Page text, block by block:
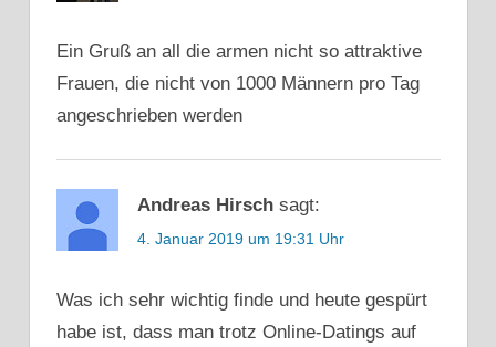
Ein Gruß an all die armen nicht so attraktive
Frauen, die nicht von 1000 Männern pro Tag
angeschrieben werden
Andreas Hirsch sagt:
4. Januar 2019 um 19:31 Uhr
Was ich sehr wichtig finde und heute gespürt
habe ist, dass man trotz Online-Datings auf